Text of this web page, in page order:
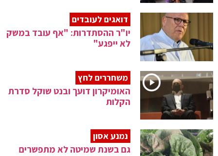
דואגים לעובדים
יו"ר ההסתדרות: "אף עובד במשק
לא ייפגע"
משחררים לחץ
האומיקרון דועך ובנט שוקל סדרת
הקלות
נמנע אסון
גם בשנת שמיטה לא מתפשרים